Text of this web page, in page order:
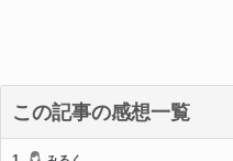
この記事の感想一覧